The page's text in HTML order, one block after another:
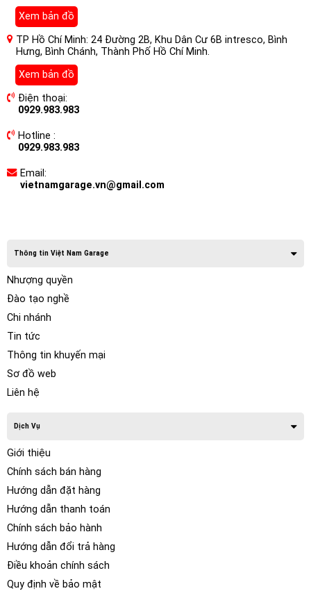
Xem bản đồ
TP Hồ Chí Minh: 24 Đường 2B, Khu Dân Cư 6B intresco, Bình
Hưng, Bình Chánh, Thành Phố Hồ Chí Minh.
Xem bản đồ
Điện thoại:
0929.983.983
Hotline :
0929.983.983
Email:
vietnamgarage.vn@gmail.com
Thông tin Việt Nam Garage
Nhượng quyền
Đào tạo nghề
Chi nhánh
Tin tức
Thông tin khuyến mại
Sơ đồ web
Liên hệ
Dịch Vụ
Giới thiệu
Chính sách bán hàng
Hướng dẫn đặt hàng
Hướng dẫn thanh toán
Chính sách bảo hành
Hướng dẫn đổi trả hàng
Điều khoản chính sách
Quy định về bảo mật